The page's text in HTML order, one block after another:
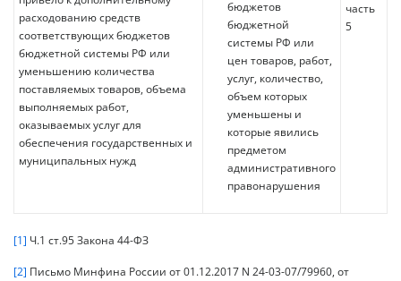
расходованию средств
соответствующих бюджетов
бюджетной системы РФ или
уменьшению количества
поставляемых товаров, объема
выполняемых работ,
оказываемых услуг для
обеспечения государственных и
муниципальных нужд
бюджетов
бюджетной
системы РФ или
цен товаров, работ,
услуг, количество,
объем которых
уменьшены и
которые явились
предметом
административного
правонарушения
часть
5
[1] Ч.1 ст.95 Закона 44-ФЗ
[2] Письмо Минфина России от 01.12.2017 N 24-03-07/79960, от